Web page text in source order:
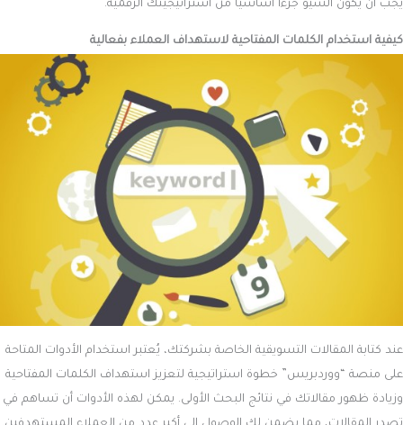
يجب أن يكون السيو جزءًا أساسيًا من استراتيجيتك الرقمية.
كيفية استخدام الكلمات المفتاحية لاستهداف العملاء بفعالية
عند كتابة المقالات التسويقية الخاصة بشركتك، يُعتبر استخدام الأدوات المتاحة
على منصة “ووردبريس” خطوة استراتيجية لتعزيز استهداف الكلمات المفتاحية
وزيادة ظهور مقالاتك في نتائج البحث الأولى. يمكن لهذه الأدوات أن تساهم في